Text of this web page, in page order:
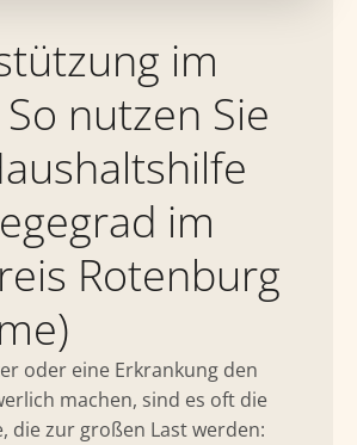
im
nutzen Sie
im
Rotenburg
oder eine Erkrankung den
machen, sind es oft die
die zur großen Last werden: